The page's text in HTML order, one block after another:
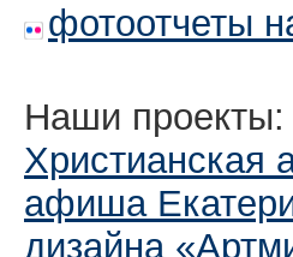
фотоотчеты
Наши проекты:
Христианская
афиша
дизайна